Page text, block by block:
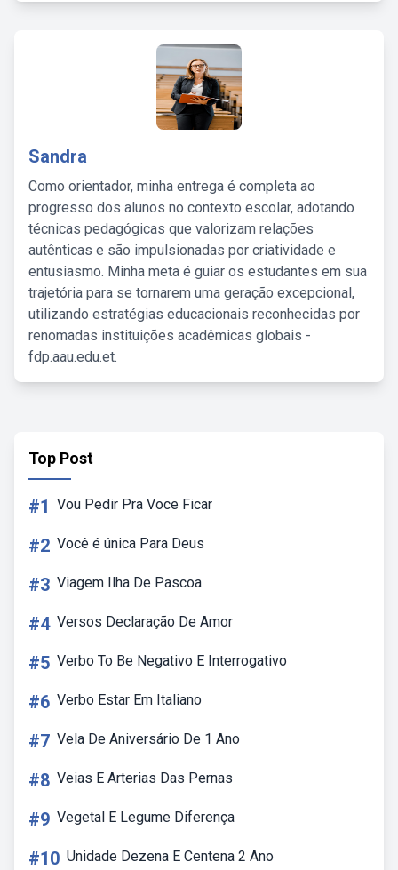
Sandra
Como orientador, minha entrega é completa ao
progresso dos alunos no contexto escolar, adotando
técnicas pedagógicas que valorizam relações
autênticas e são impulsionadas por criatividade e
entusiasmo. Minha meta é guiar os estudantes em sua
trajetória para se tornarem uma geração excepcional,
utilizando estratégias educacionais reconhecidas por
renomadas instituições acadêmicas globais -
fdp.aau.edu.et.
Top Post
#1 Vou Pedir Pra Voce Ficar
#2 Você é única Para Deus
#3 Viagem Ilha De Pascoa
#4 Versos Declaração De Amor
#5 Verbo To Be Negativo E Interrogativo
#6 Verbo Estar Em Italiano
#7 Vela De Aniversário De 1 Ano
#8 Veias E Arterias Das Pernas
#9 Vegetal E Legume Diferença
#10 Unidade Dezena E Centena 2 Ano